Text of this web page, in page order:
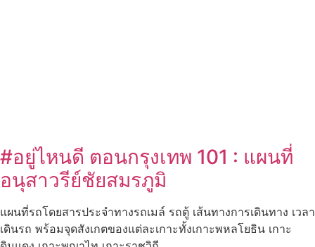
#อยู่ไหนดี ตอนกรุงเทพ 101 : แผนที่
อนุสาวรีย์ชัยสมรภูมิ
แผนที่รถโดยสารประจำทางรถเมล์ รถตู้ เส้นทางการเดินทาง เวลา
เดินรถ พร้อมจุดสังเกตของแต่ละเกาะทั้งเกาะพหลโยธิน เกาะ